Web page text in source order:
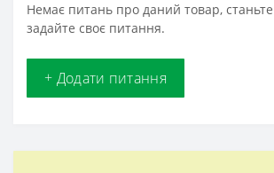
Немає питань про даний товар,
задайте своє питання.
+ Додати питання